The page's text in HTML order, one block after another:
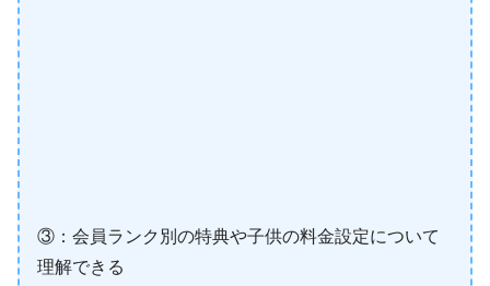
③：会員ランク別の特典や子供の料金設定について
理解できる